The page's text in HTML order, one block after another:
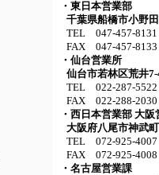
・東日本営業部
千葉県船橋市小野
TEL 047-457-8131
FAX 047-457-8133
・仙台営業所
仙台市若林区荒井7-
TEL 022-287-5522
FAX 022-288-2030
・西日本営業部 大阪
大阪府八尾市神武
TEL 072-925-4007
FAX 072-925-4008
・名古屋営業課